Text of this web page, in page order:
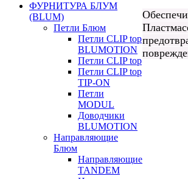
ФУРНИТУРА БЛУМ
(BLUM)
Петли Блюм
Петли CLIP top
BLUMOTION
Петли CLIP top
Петли CLIP top
TIP-ON
Петли
MODUL
Доводчики
BLUMOTION
Направляющие
Блюм
Направляющие
TANDEM